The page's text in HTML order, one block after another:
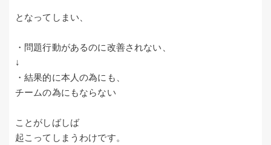
となってしまい、
・問題行動があるのに改善されない、
↓
・結果的に本人の為にも、
チームの為にもならない
ことがしばしば
起こってしまうわけです。